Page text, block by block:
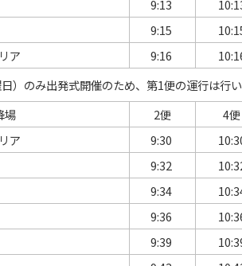
9:13
9:15
ア
9:16
）のみ出発式開催のため、第1便の運行は行い
場
2便 4便
ア
9:30
9:32
9:34
9:36
9:39